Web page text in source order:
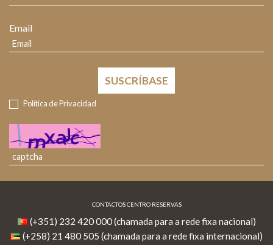
Email
SUSCRÍBASE
Política de Privacidad
CONTACTOS CENTRO RESERVAS
(+351) 232 420 000 (chamada para a rede fixa nacional)
(+258) 21 480 505 (chamada para a rede fixa internacional)